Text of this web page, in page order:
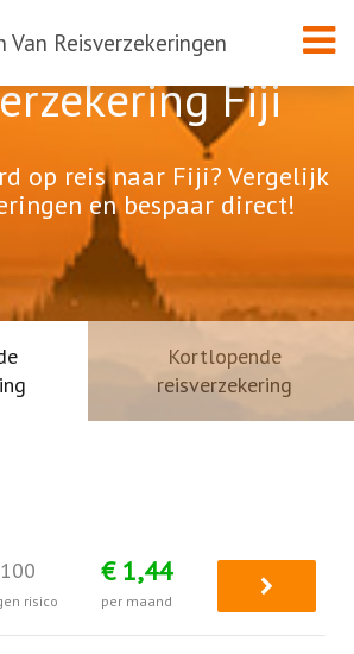
Van Reisverzekeringen
Fiji
op reis naar Fiji? Vergelijk
en bespaar direct!
Kortlopende
reisverzekering
risico
€ 1,44
per maand